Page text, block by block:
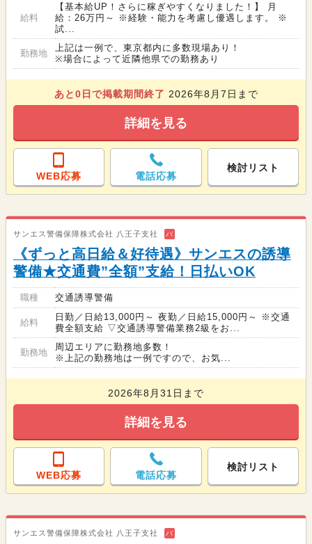
給料
【基本給UP！さらに稼ぎやすくなりました！】 月
給：26万円～ ※経験・能力を考慮し優遇します。 ※
試...
勤務地
上記は一例で、東京都内に多数現場あり！
※場合によって近隣他県での勤務あり
あと0 日で掲載期間終了 2026年8月7日まで
詳細を見る
WEB応募 電話応募
検討リスト
サンエス警備保障株式会社 八王子支社 バ
《ずっと高日給＆好待遇》サンエスの誘導
警備★交通費”全額”支給！日払いOK
職種 交通誘導警備
給料
日勤／日給13,000円～ 夜勤／日給15,000円～ ※交通
費全額支給 ▽交通誘導警備業務2級をお...
勤務地
周辺エリアに勤務地多数！
※上記の勤務地は一例ですので、お気...
2026年8月31日まで
詳細を見る
WEB応募 電話応募
検討リスト
サンエス警備保障株式会社 八王子支社 バ